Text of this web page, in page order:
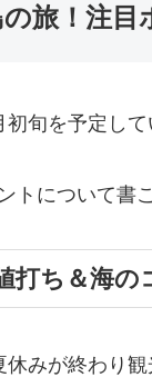
旅！注目
旬を予定し
トについて書
打ち＆海
みが終わり